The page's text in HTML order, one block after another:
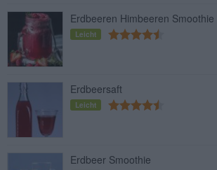
Erdbeeren Himbeeren Smoothie
Leicht
Erdbeersaft
Leicht
Erdbeer Smoothie